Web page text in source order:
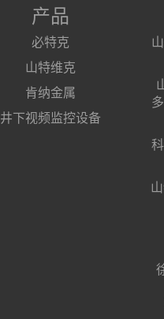
产品
必特克
山特维克
肯纳金属
井下视频监控设备